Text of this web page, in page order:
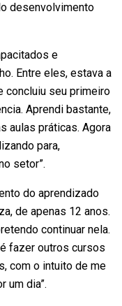
desenvolvimento
e
Entre eles, estava a
concluiu seu primeiro
Aprendi bastante,
aulas práticas. Agora
para,
setor”.
do aprendizado
de apenas 12 anos.
continuar nela.
fazer outros cursos
com o intuito de me
um dia”.